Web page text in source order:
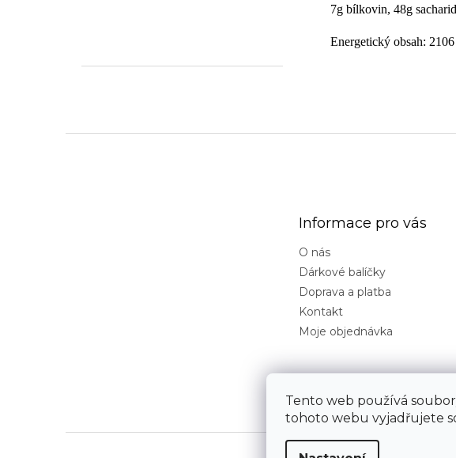
Tento web používá
tohoto webu vyjadřujete
7g bílkovin, 48g
Energetický obsah:
Informace pro vás
O nás
Dárkové balíčky
Doprava a platba
Kontakt
Moje objednávka